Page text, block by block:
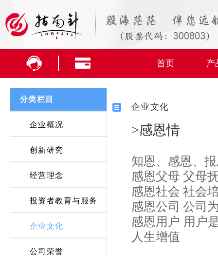
首页 产
分类栏目
企业概况
创新研究
经营理念
投资者教育与服务
企业文化
公司荣誉
企业文化
>感恩情
知恩、感恩、
感恩父母 父母
感恩社会 社会
感恩公司 公司
感恩用户 用户
人生增值